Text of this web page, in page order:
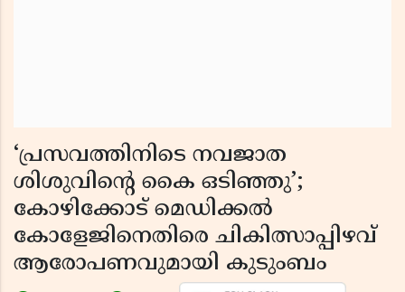
‘പ്രസവത്തിനിടെ നവജാത
ശിശുവിൻ്റെ കൈ ഒടിഞ്ഞു’;
കോഴിക്കോട് മെഡിക്കൽ
കോളേജിനെതിരെ ചികിത്സാപ്പിഴവ്
ആരോപണവുമായി കുടുംബം